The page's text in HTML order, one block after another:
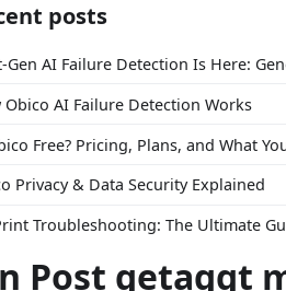
posts
Gen AI Failure Detection Is Here:
Obico AI Failure Detection Works
Free? Pricing, Plans, and What
Privacy & Data Security Explained
Troubleshooting: The Ultimate
Post getaggt